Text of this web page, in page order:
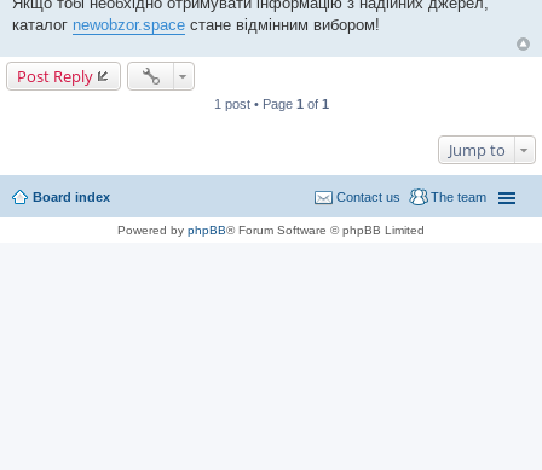
каталог newobzor.space стане відмінним вибором!
Post Reply
1 post • Page 1 of 1
Jump to
Board index The team
Contact us
Powered by phpBB® Forum Software © phpBB Limited